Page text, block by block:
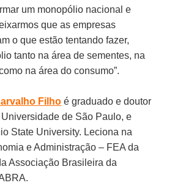
um monopólio nacional e
que as empresas
o que estão tentando fazer,
tanto na área de sementes, na
na área do consumo”.
Filho é graduado e doutor
de São Paulo, e
State University. Leciona na
e Administração – FEA da
Associação Brasileira da